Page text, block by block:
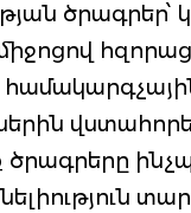
ծրագրեր՝